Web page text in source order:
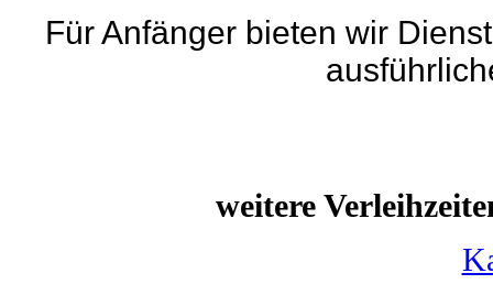
Für Anfänger bieten wir
weitere